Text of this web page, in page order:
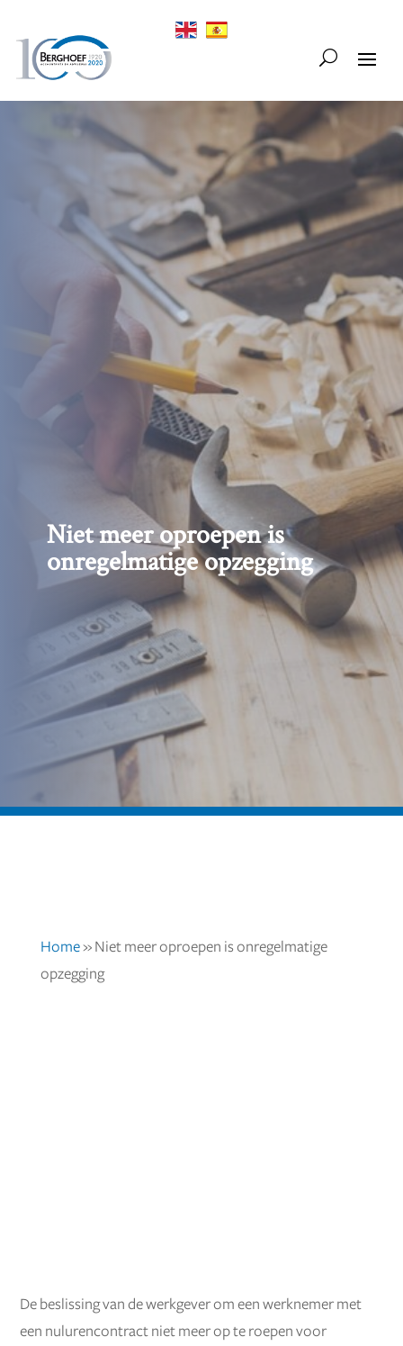
Niet meer oproepen is
onregelmatige opzegging
Home» Niet meer oproepen is onregelmatige
opzegging
De beslissing van de werkgever om een werknemer met
een nulurencontract niet meer op te roepen voor